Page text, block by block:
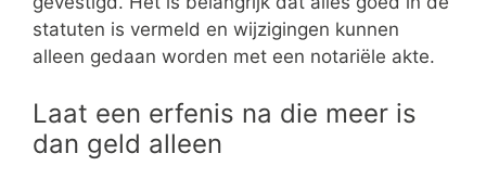
statuten is vermeld en wijzigingen kunnen
alleen gedaan worden met een notariële akte.
Laat een erfenis na die meer is
dan geld alleen